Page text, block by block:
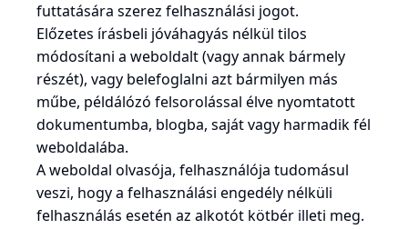
futtatására szerez felhasználási jogot.
Előzetes írásbeli jóváhagyás nélkül tilos
módosítani a weboldalt (vagy annak bármely
részét), vagy belefoglalni azt bármilyen más
műbe, példálózó felsorolással élve nyomtatott
dokumentumba, blogba, saját vagy harmadik fél
weboldalába.
A weboldal olvasója, felhasználója tudomásul
veszi, hogy a felhasználási engedély nélküli
felhasználás esetén az alkotót kötbér illeti meg.